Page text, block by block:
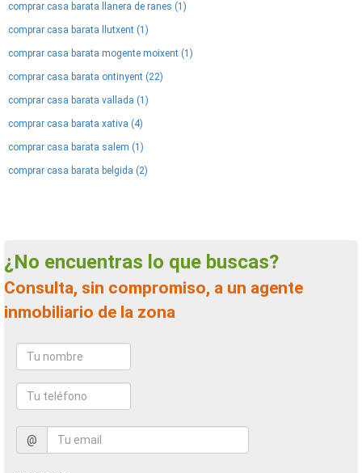
comprar casa barata llanera de ranes (1)
comprar casa barata llutxent (1)
comprar casa barata mogente moixent (1)
comprar casa barata ontinyent (22)
comprar casa barata vallada (1)
comprar casa barata xativa (4)
comprar casa barata salem (1)
comprar casa barata belgida (2)
¿No encuentras lo que buscas?
Consulta, sin compromiso, a un agente
inmobiliario de la zona
@